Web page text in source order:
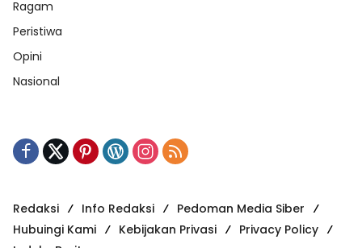
Ragam
Peristiwa
Opini
Nasional
Redaksi Info Redaksi
Pedoman Media Siber
Hubuingi Kami
Kebijakan Privasi
Privacy Policy